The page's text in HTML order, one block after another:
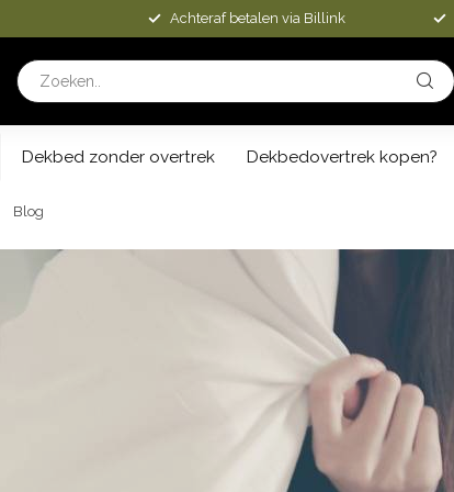
Achteraf betalen via Billink
Dekbed zonder overtrek Dekbedovertrek kopen?
Blog